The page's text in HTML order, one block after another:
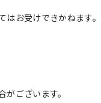
お受けできかねます。
ございます。